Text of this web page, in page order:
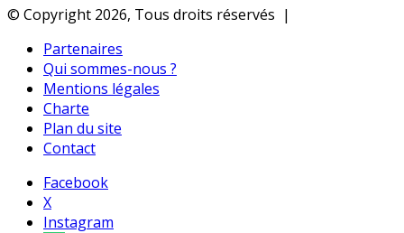
© Copyright 2026, Tous droits réservés |
Partenaires
Qui sommes-nous ?
Mentions légales
Charte
Plan du site
Contact
Facebook
X
Instagram